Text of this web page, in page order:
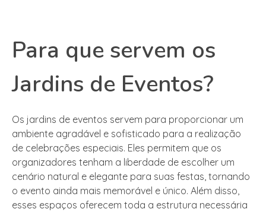
Para que servem os
Jardins de Eventos?
Os jardins de eventos servem para proporcionar um
ambiente agradável e sofisticado para a realização
de celebrações especiais. Eles permitem que os
organizadores tenham a liberdade de escolher um
cenário natural e elegante para suas festas, tornando
o evento ainda mais memorável e único. Além disso,
esses espaços oferecem toda a estrutura necessária